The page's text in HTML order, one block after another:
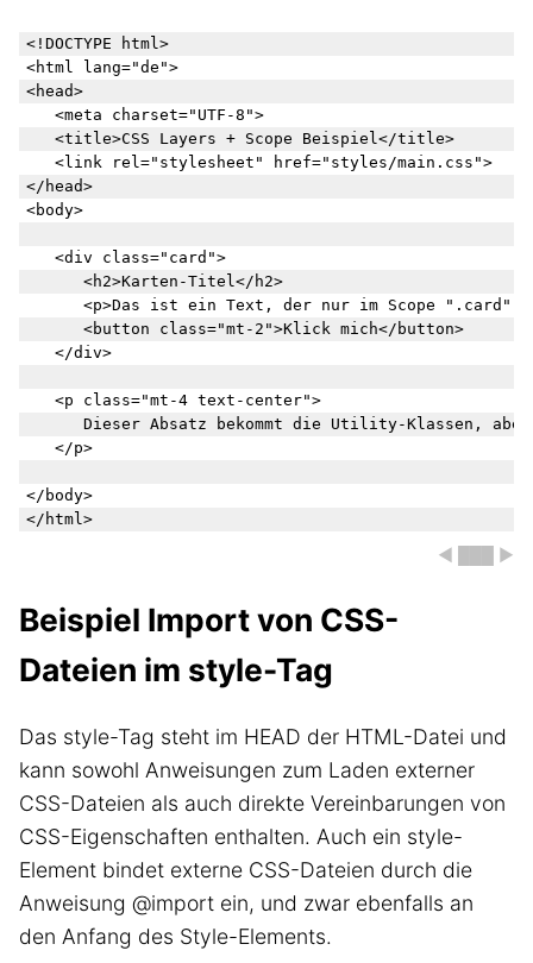
<!DOCTYPE html>
<html lang="de">
<head>
</head>
<body>
</body>
◀ ███ ▶
Beispiel Import von CSS-
Dateien im style-Tag
Das style-Tag steht im HEAD der HTML-Datei und
kann sowohl Anweisungen zum Laden externer
CSS-Dateien als auch direkte Vereinbarungen von
CSS-Eigenschaften enthalten. Auch ein style-
Element bindet externe CSS-Dateien durch die
Anweisung @import ein, und zwar ebenfalls an
den Anfang des Style-Elements.